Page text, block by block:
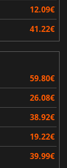
12.09€
41.22€
59.80€
26.08€
38.92€
19.22€
39.99€